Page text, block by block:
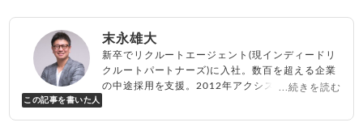
この記事を書いた人
末永雄大
新卒でリクルートエージェント(現インディードリ
クルートパートナーズ)に入社。数百を超える企業
の中途採用を支援。2012年アクシス(株)設立、代
...続きを読む